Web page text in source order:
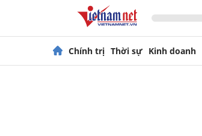
Chính trị Thời sự Kinh doanh